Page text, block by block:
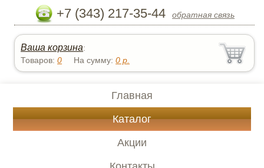
+7 (343) 217-35-44 обратная связь
Ваша корзина:
Товаров:0 На сумму:0 р.
Главная
Каталог
Акции